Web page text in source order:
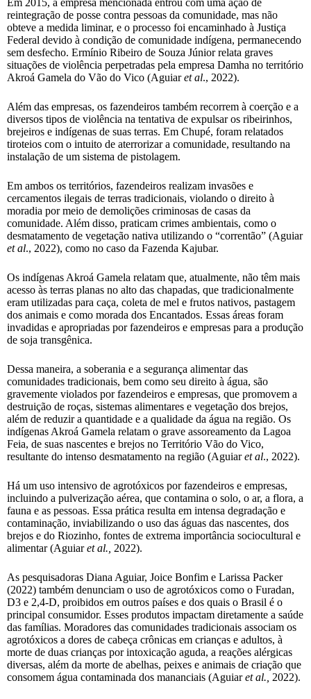
reintegração de posse contra pessoas da comunidade, mas não
obteve a medida liminar, e o processo foi encaminhado à Justiça
Federal devido à condição de comunidade indígena, permanecendo
sem desfecho. Ermínio Ribeiro de Souza Júnior relata graves
situações de violência perpetradas pela empresa Damha no território
Akroá Gamela do Vão do Vico (Aguiaret al., 2022).
Além das empresas, os fazendeiros também recorrem à coerção e a
diversos tipos de violência na tentativa de expulsar os ribeirinhos,
brejeiros e indígenas de suas terras. Em Chupé, foram relatados
tiroteios com o intuito de aterrorizar a comunidade, resultando na
instalação de um sistema de pistolagem.
Em ambos os territórios, fazendeiros realizam invasões e
cercamentos ilegais de terras tradicionais, violando o direito à
moradia por meio de demolições criminosas de casas da
comunidade. Além disso, praticam crimes ambientais, como o
desmatamento de vegetação nativa utilizando o “correntão” (Aguiar
et al., 2022), como no caso da Fazenda Kajubar.
Os indígenas Akroá Gamela relatam que, atualmente, não têm mais
acesso às terras planas no alto das chapadas, que tradicionalmente
eram utilizadas para caça, coleta de mel e frutos nativos, pastagem
dos animais e como morada dos Encantados. Essas áreas foram
invadidas e apropriadas por fazendeiros e empresas para a produção
de soja transgênica.
Dessa maneira, a soberania e a segurança alimentar das
comunidades tradicionais, bem como seu direito à água, são
gravemente violados por fazendeiros e empresas, que promovem a
destruição de roças, sistemas alimentares e vegetação dos brejos,
além de reduzir a quantidade e a qualidade da água na região. Os
indígenas Akroá Gamela relatam o grave assoreamento da Lagoa
Feia, de suas nascentes e brejos no Território Vão do Vico,
resultante do intenso desmatamento na região (Aguiaret al., 2022).
Há um uso intensivo de agrotóxicos por fazendeiros e empresas,
incluindo a pulverização aérea, que contamina o solo, o ar, a flora, a
fauna e as pessoas. Essa prática resulta em intensa degradação e
contaminação, inviabilizando o uso das águas das nascentes, dos
brejos e do Riozinho, fontes de extrema importância sociocultural e
alimentar (Aguiaret al., 2022).
As pesquisadoras Diana Aguiar, Joice Bonfim e Larissa Packer
(2022) também denunciam o uso de agrotóxicos como o Furadan,
D3 e 2,4-D, proibidos em outros países e dos quais o Brasil é o
principal consumidor. Esses produtos impactam diretamente a saúde
das famílias. Moradores das comunidades tradicionais associam os
agrotóxicos a dores de cabeça crônicas em crianças e adultos, à
morte de duas crianças por intoxicação aguda, a reações alérgicas
diversas, além da morte de abelhas, peixes e animais de criação que
consomem água contaminada dos mananciais (Aguiaret al., 2022).